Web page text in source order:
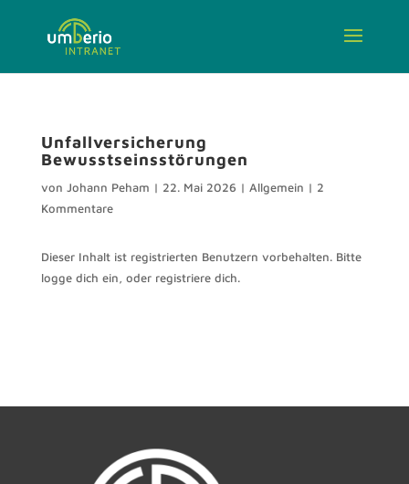
Unfallversicherung
Bewusstseinsstörungen
von Johann Peham | 22. Mai 2026 | Allgemein | 2
Kommentare
Dieser Inhalt ist registrierten Benutzern vorbehalten. Bitte
logge dich ein, oder registriere dich.